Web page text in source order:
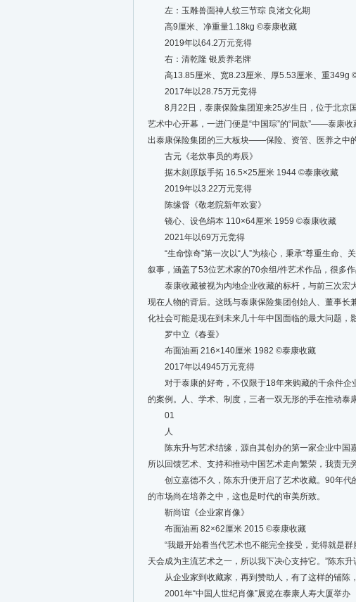
左：玉雕兽面神人纹三节琮 良渚文化期
高9厘米、净重量1.18kg ©️泰康收藏
2019年以64.2万元竞得
右：清乾隆 银质养老牌
高13.85厘米、宽8.23厘米、厚5.53厘米、重349g
2017年以28.75万元竞得
8月22日，泰康保险集团迎来25岁生日，位于北京国
艺术中心开幕，一进门便是“中国琮”的“同款”——泰康收
出泰康保险集团的三大板块——保险、资管、医养之中
古元《老炊事员的寿辰》
据木刻原版手拓 16.5×25厘米 1944 ©️泰康收藏
2019年以3.22万元竞得
陈缘督《敬老院新年欢宴》
镜心、设色绢本 110×64厘米 1959 ©️泰康收藏
2021年以69万元竞得
“生命惊奇”第一次以“人”为核心，秉承“尊重生命、
叙事，涵盖了53位艺术家的70余组/件艺术作品，很多
泰康收藏被视为内地企业收藏的标杆，与前三次宏
现在人物的背后。这既与泰康保险集团创始人、董事
化社会可能是现在到未来几十年中国面临的最大问题，
罗中立《春蚕》
布面油画 216×140厘米 1982 ©️泰康收藏
2017年以4945万元竞得
对于泰康的好奇，不仅限于18年来购藏的千余件企
的案例。人、学术、制度，三者一双无形的手在推动泰
01
人
陈东升与艺术结缘，源自其创办的第一家企业中国嘉
所以回馈艺术、支持和推动中国艺术走向繁荣，我责无
创立嘉德不久，陈东升便开启了艺术收藏。90年代
的市场尚在培养之中，这也是时代的审美所致。
靳尚谊《企业家肖像》
布面油画 82×62厘米 2015 ©️泰康收藏
“我最开始看当代艺术也不能完全接受，觉得就是群
天会成为主流艺术之一，所以我下决心支持它。”陈东升
从企业家到收藏家，再到赞助人，有了这样的铺陈，
2001年“中国人世纪肖像”展览在泰康人寿大厦举办